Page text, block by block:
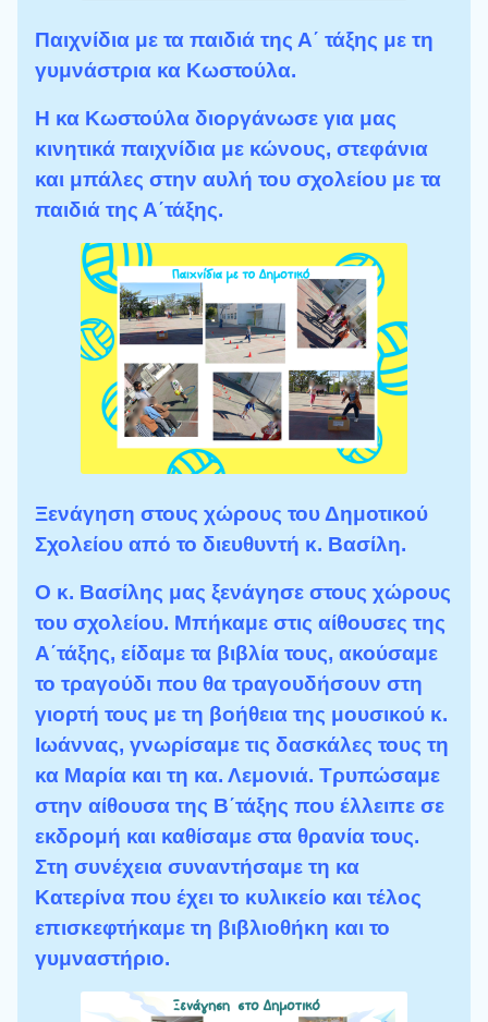
Παιχνίδια με τα παιδιά της Α΄ τάξης με τη
γυμνάστρια κα Κωστούλα.
Η κα Κωστούλα διοργάνωσε για μας
κινητικά παιχνίδια με κώνους, στεφάνια
και μπάλες στην αυλή του σχολείου με τα
παιδιά της Α΄τάξης.
Ξενάγηση στους χώρους του Δημοτικού
Σχολείου από το διευθυντή κ. Βασίλη.
Ο κ. Βασίλης μας ξενάγησε στους χώρους
του σχολείου. Μπήκαμε στις αίθουσες της
Α΄τάξης, είδαμε τα βιβλία τους, ακούσαμε
το τραγούδι που θα τραγουδήσουν στη
γιορτή τους με τη βοήθεια της μουσικού κ.
Ιωάννας, γνωρίσαμε τις δασκάλες τους τη
κα Μαρία και τη κα. Λεμονιά. Τρυπώσαμε
στην αίθουσα της Β΄τάξης που έλλειπε σε
εκδρομή και καθίσαμε στα θρανία τους.
Στη συνέχεια συναντήσαμε τη κα
Κατερίνα που έχει το κυλικείο και τέλος
επισκεφτήκαμε τη βιβλιοθήκη και το
γυμναστήριο.